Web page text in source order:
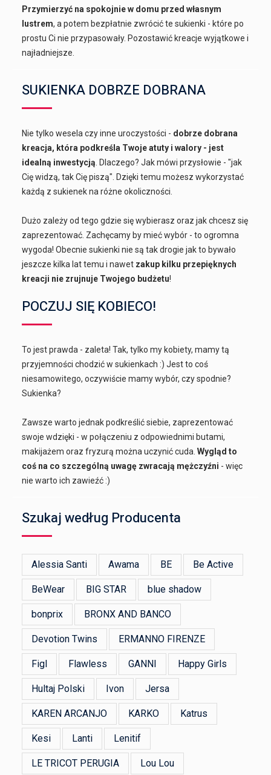
Przymierzyć na spokojnie w domu przed własnym
lustrem, a potem bezpłatnie zwrócić te sukienki - które po
prostu Ci nie przypasowały. Pozostawić kreacje wyjątkowe i
najładniejsze.
SUKIENKA DOBRZE DOBRANA
Nie tylko wesela czy inne uroczystości - dobrze dobrana
kreacja, która podkreśla Twoje atuty i walory - jest
idealną inwestycją . Dlaczego? Jak mówi przysłowie - "jak
Cię widzą, tak Cię piszą". Dzięki temu możesz wykorzystać
każdą z sukienek na różne okoliczności.
Dużo zależy od tego gdzie się wybierasz oraz jak chcesz się
zaprezentować. Zachęcamy by mieć wybór - to ogromna
wygoda! Obecnie sukienki nie są tak drogie jak to bywało
jeszcze kilka lat temu i nawet zakup kilku przepięknych
kreacji nie zrujnuje Twojego budżetu!
POCZUJ SIĘ KOBIECO!
To jest prawda - zaleta! Tak, tylko my kobiety, mamy tą
przyjemności chodzić w sukienkach :) Jest to coś
niesamowitego, oczywiście mamy wybór, czy spodnie?
Sukienka?
Zawsze warto jednak podkreślić siebie, zaprezentować
swoje wdzięki - w połączeniu z odpowiednimi butami,
makijażem oraz fryzurą można uczynić cuda.Wygląd to
coś na co szczególną uwagę zwracają mężczyźni - więc
nie warto ich zawieźć :)
Szukaj według Producenta
Alessia Santi Awama BE Be Active
BeWear BIG STAR blue shadow
bonprix BRONX AND BANCO
Devotion Twins ERMANNO FIRENZE
Figl Flawless GANNI Happy Girls
Hultaj Polski Ivon Jersa
KAREN ARCANJO KARKO Katrus
Kesi Lanti Lenitif
LE TRICOT PERUGIA Lou Lou